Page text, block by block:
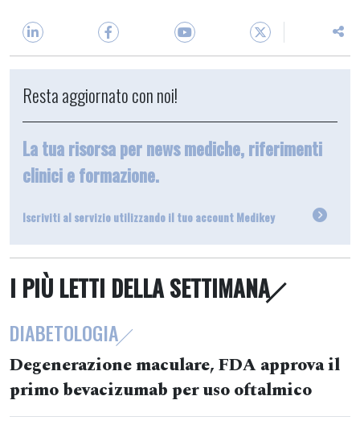
Resta aggiornato con noi!
La tua risorsa per news mediche, riferimenti
clinici e formazione.
Iscriviti al servizio utilizzando il tuo account Medikey
I PIÙ LETTI DELLA SETTIMANA
DIABETOLOGIA
Degenerazione maculare, FDA approva il
primo bevacizumab per uso oftalmico